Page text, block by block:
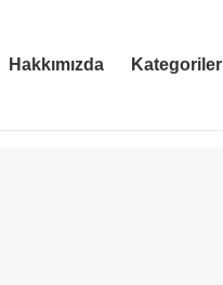
Hakkımızda Kategoriler